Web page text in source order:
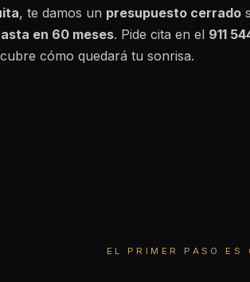
, te damos un presupuesto cerrado
en 60 meses. Pide cita en el 911
cómo quedará tu sonrisa.
EL PRIMER PASO ES